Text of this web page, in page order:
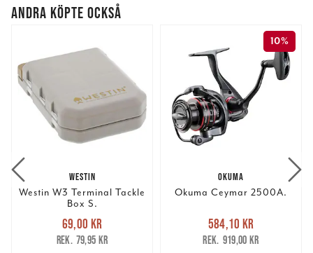
ANDRA KÖPTE OCKSÅ
WESTIN
Westin W3 Terminal Tackle
Box S.
Nuvarande pris
69,00 krTidigare pris
79,95 kr
69,00 kr
79,95 kr
10%
OKUMA
Okuma Ceymar 2500A.
Nuvarande pris
584,10 krTidigare pris
919,00 kr
584,10 kr
919,00 kr